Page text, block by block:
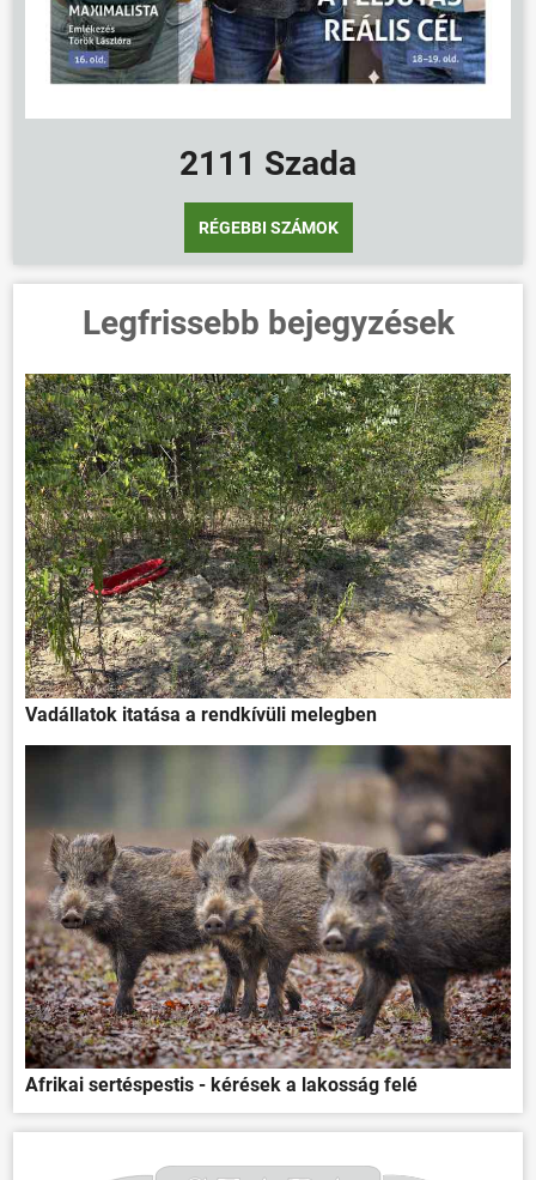
2111 Szada
RÉGEBBI SZÁMOK
Legfrissebb bejegyzések
Vadállatok itatása a rendkívüli melegben
Afrikai sertéspestis - kérések a lakosság felé